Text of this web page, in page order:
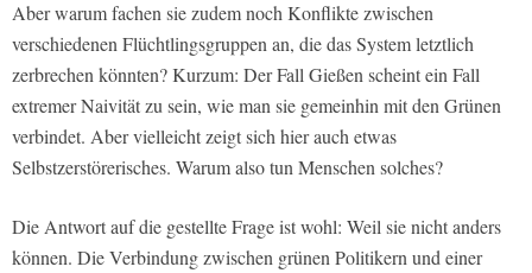
Aber warum fachen sie zudem noch Konflikte zwischen
verschiedenen Flüchtlingsgruppen an, die das System letztlich
zerbrechen könnten? Kurzum: Der Fall Gießen scheint ein Fall
extremer Naivität zu sein, wie man sie gemeinhin mit den Grünen
verbindet. Aber vielleicht zeigt sich hier auch etwas
Selbstzerstörerisches. Warum also tun Menschen solches?
Die Antwort auf die gestellte Frage ist wohl: Weil sie nicht anders
können. Die Verbindung zwischen grünen Politikern und einer